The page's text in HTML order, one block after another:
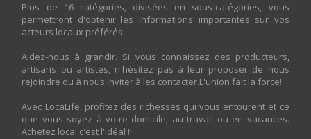
Plus de 16 catégories, divisées en sous-catégories, vous
permettront d'obtenir les informations importantes sur vos
acteurs locaux préférés.
Aidez-nous à grandir. Si vous connaissez des producteurs,
artisans ou artistes, n'hésitez pas à leur proposer de nous
rejoindre ou à nous inviter à les contacter.L'union fait la force!
Avec LocaLife, profitez des richesses qui vous entourent et ce
que vous soyez à votre domicile, au travail ou en vacances.
Achetez local c'est l'idéal !!